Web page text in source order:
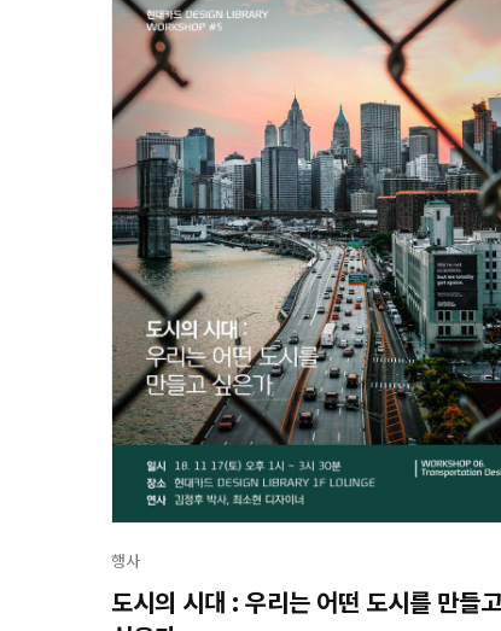
행사
도시의 시대 : 우리는 어떤 도시를 만들고